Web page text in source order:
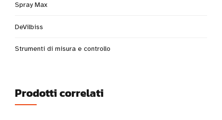
Spray Max
DeVilbiss
Strumenti di misura e controllo
Prodotti correlati